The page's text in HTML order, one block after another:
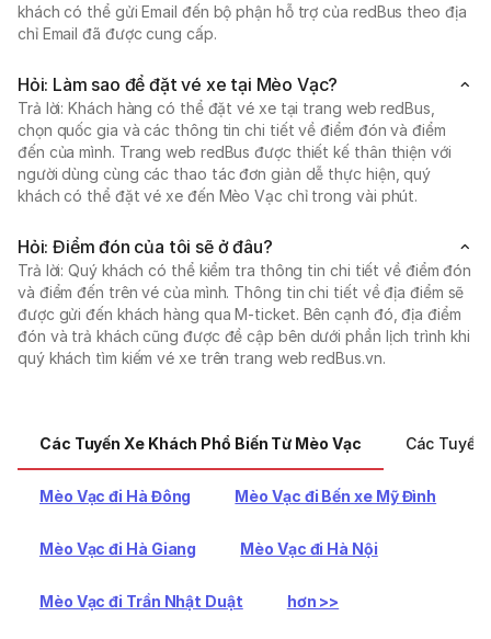
khách có thể gửi Email đến bộ phận hỗ trợ của redBus theo địa
chỉ Email đã được cung cấp.
Hỏi: Làm sao để đặt vé xe tại Mèo Vạc?
Trả lời: Khách hàng có thể đặt vé xe tại trang web redBus,
chọn quốc gia và các thông tin chi tiết về điểm đón và điểm
đến của mình. Trang web redBus được thiết kế thân thiện với
người dùng cùng các thao tác đơn giản dễ thực hiện, quý
khách có thể đặt vé xe đến Mèo Vạc chỉ trong vài phút.
Hỏi: Điểm đón của tôi sẽ ở đâu?
Trả lời: Quý khách có thể kiểm tra thông tin chi tiết về điểm đón
và điểm đến trên vé của mình. Thông tin chi tiết về địa điểm sẽ
được gửi đến khách hàng qua M-ticket. Bên cạnh đó, địa điểm
đón và trả khách cũng được đề cập bên dưới phần lịch trình khi
quý khách tìm kiếm vé xe trên trang web redBus.vn.
Các Tuyến Xe Khách Phổ Biến Từ Mèo Vạc Các Tuyến
Mèo Vạc đi Hà Đông Mèo Vạc đi Bến xe Mỹ Đình
Mèo Vạc đi Hà Giang Mèo Vạc đi Hà Nội
Mèo Vạc đi Trần Nhật Duật hơn >>